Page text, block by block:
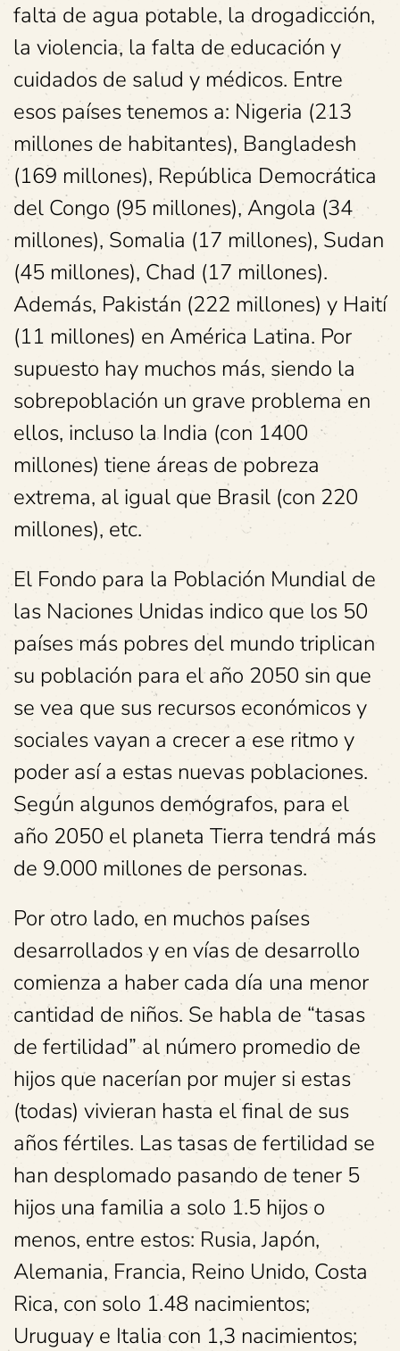
falta de agua potable, la drogadicción,
la violencia, la falta de educación y
cuidados de salud y médicos. Entre
esos países tenemos a: Nigeria (213
millones de habitantes), Bangladesh
(169 millones), República Democrática
del Congo (95 millones), Angola (34
millones), Somalia (17 millones), Sudan
(45 millones), Chad (17 millones).
Además, Pakistán (222 millones) y Haití
(11 millones) en América Latina. Por
supuesto hay muchos más, siendo la
sobrepoblación un grave problema en
ellos, incluso la India (con 1400
millones) tiene áreas de pobreza
extrema, al igual que Brasil (con 220
millones), etc.
El Fondo para la Población Mundial de
las Naciones Unidas indico que los 50
países más pobres del mundo triplican
su población para el año 2050 sin que
se vea que sus recursos económicos y
sociales vayan a crecer a ese ritmo y
poder así a estas nuevas poblaciones.
Según algunos demógrafos, para el
año 2050 el planeta Tierra tendrá más
de 9.000 millones de personas.
Por otro lado, en muchos países
desarrollados y en vías de desarrollo
comienza a haber cada día una menor
cantidad de niños. Se habla de “tasas
de fertilidad” al número promedio de
hijos que nacerían por mujer si estas
(todas) vivieran hasta el final de sus
años fértiles. Las tasas de fertilidad se
han desplomado pasando de tener 5
hijos una familia a solo 1.5 hijos o
menos, entre estos: Rusia, Japón,
Alemania, Francia, Reino Unido, Costa
Rica, con solo 1.48 nacimientos;
Uruguay e Italia con 1,3 nacimientos;